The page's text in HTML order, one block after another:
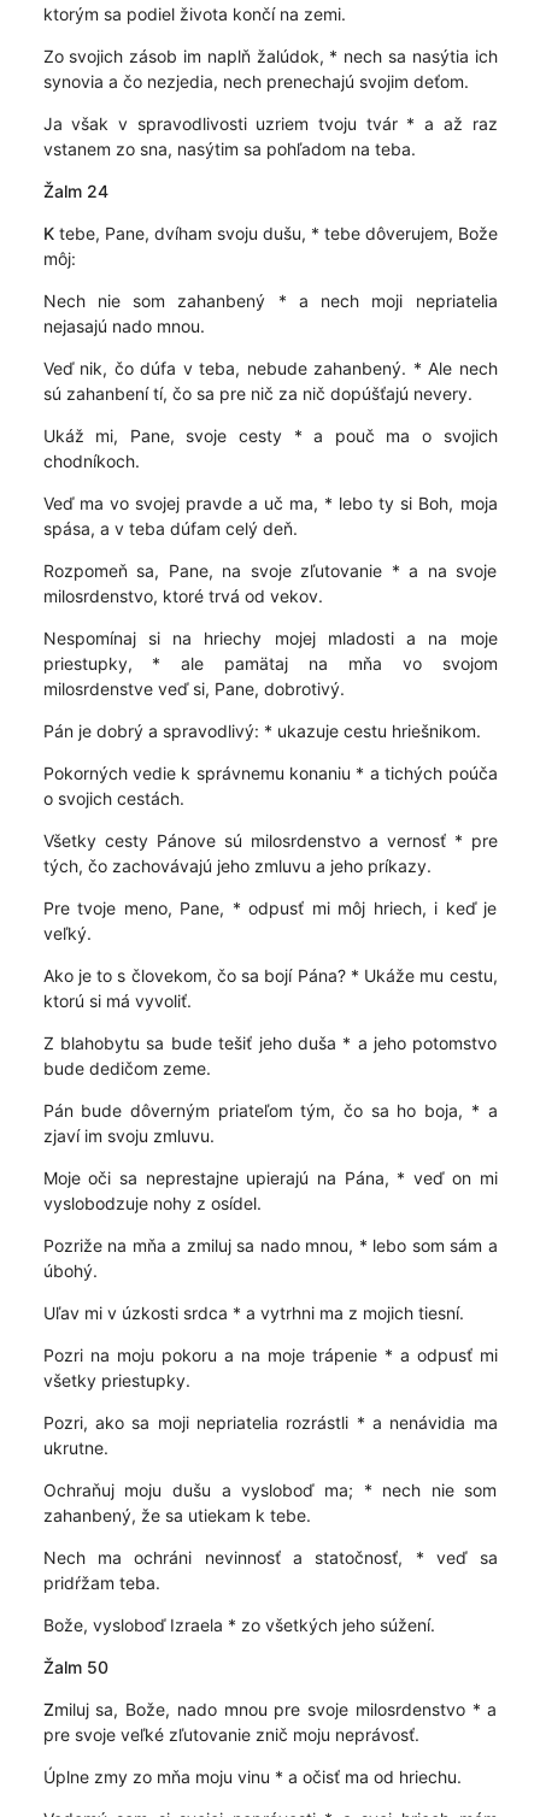
ktorým sa podiel života končí na zemi.
Zo svojich zásob im naplň žalúdok, * nech sa nasýtia ich
synovia a čo nezjedia, nech prenechajú svojim deťom.
Ja však v spravodlivosti uzriem tvoju tvár * a až raz
vstanem zo sna, nasýtim sa pohľadom na teba.
Žalm 24
Ktebe, Pane, dvíham svoju dušu, * tebe dôverujem, Bože
môj:
Nech nie som zahanbený * a nech moji nepriatelia
nejasajú nado mnou.
Veď nik, čo dúfa v teba, nebude zahanbený. * Ale nech
sú zahanbení tí, čo sa pre nič za nič dopúšťajú nevery.
Ukáž mi, Pane, svoje cesty * a pouč ma o svojich
chodníkoch.
Veď ma vo svojej pravde a uč ma, * lebo ty si Boh, moja
spása, a v teba dúfam celý deň.
Rozpomeň sa, Pane, na svoje zľutovanie * a na svoje
milosrdenstvo, ktoré trvá od vekov.
Nespomínaj si na hriechy mojej mladosti a na moje
priestupky, * ale pamätaj na mňa vo svojom
milosrdenstve veď si, Pane, dobrotivý.
Pán je dobrý a spravodlivý: * ukazuje cestu hriešnikom.
Pokorných vedie k správnemu konaniu * a tichých poúča
o svojich cestách.
Všetky cesty Pánove sú milosrdenstvo a vernosť * pre
tých, čo zachovávajú jeho zmluvu a jeho príkazy.
Pre tvoje meno, Pane, * odpusť mi môj hriech, i keď je
veľký.
Ako je to s človekom, čo sa bojí Pána? * Ukáže mu cestu,
ktorú si má vyvoliť.
Z blahobytu sa bude tešiť jeho duša * a jeho potomstvo
bude dedičom zeme.
Pán bude dôverným priateľom tým, čo sa ho boja, * a
zjaví im svoju zmluvu.
Moje oči sa neprestajne upierajú na Pána, * veď on mi
vyslobodzuje nohy z osídel.
Pozriže na mňa a zmiluj sa nado mnou, * lebo som sám a
úbohý.
Uľav mi v úzkosti srdca * a vytrhni ma z mojich tiesní.
Pozri na moju pokoru a na moje trápenie * a odpusť mi
všetky priestupky.
Pozri, ako sa moji nepriatelia rozrástli * a nenávidia ma
ukrutne.
Ochraňuj moju dušu a vysloboď ma; * nech nie som
zahanbený, že sa utiekam k tebe.
Nech ma ochráni nevinnosť a statočnosť, * veď sa
pridŕžam teba.
Bože, vysloboď Izraela * zo všetkých jeho súžení.
Žalm 50
Zmiluj sa, Bože, nado mnou pre svoje milosrdenstvo * a
pre svoje veľké zľutovanie znič moju neprávosť.
Úplne zmy zo mňa moju vinu * a očisť ma od hriechu.